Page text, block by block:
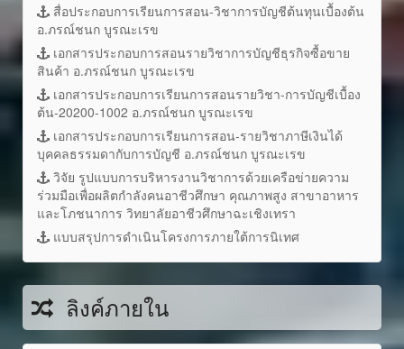
สื่อประกอบการเรียนการสอน-วิชาการบัญชีต้นทุนเบื้องต้น
อ.ภรณ์ชนก บูรณะเรข
เอกสารประกอบการสอนรายวิชาการบัญชีธุรกิจซื้อขาย
สินค้า อ.ภรณ์ชนก บูรณะเรข
เอกสารประกอบการเรียนการสอนรายวิชา-การบัญชีเบื้อง
ต้น-20200-1002 อ.ภรณ์ชนก บูรณะเรข
เอกสารประกอบการเรียนการสอน-รายวิชาภาษีเงินได้
บุคคลธรรมดากับการบัญชี อ.ภรณ์ชนก บูรณะเรข
วิจัย รูปแบบการบริหารงานวิชาการด้วยเครือข่ายความ
ร่วมมือเพื่อผลิตกำลังคนอาชีวศึกษา คุณภาพสูง สาขาอาหาร
และโภชนาการ วิทยาลัยอาชีวศึกษาฉะเชิงเทรา
แบบสรุปการดำเนินโครงการภายใต้การนิเทศ
ลิงค์ภายใน